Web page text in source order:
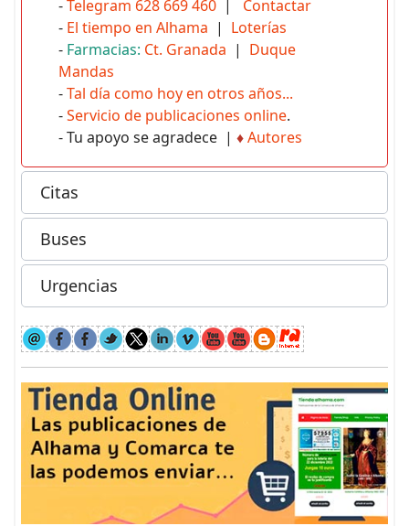
-Telegram 628 669 460 | Contactar
- El tiempo en Alhama | Loterías
- Farmacias: Ct. Granada | Duque
Mandas
-Tal día como hoy en otros años...
-Servicio de publicaciones online.
- Tu apoyo se agradece | ♦Autores
Citas
Buses
Urgencias